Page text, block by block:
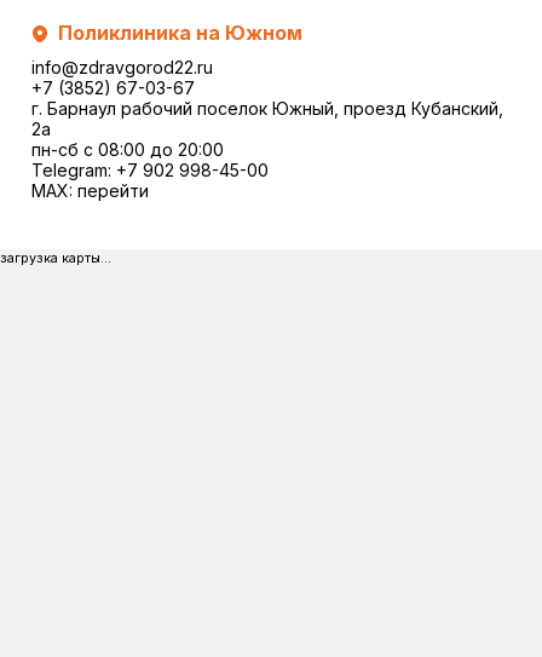
Поликлиника на Южном
info@zdravgorod22.ru
+7 (3852) 67-03-67
г. Барнаул рабочий поселок Южный, проезд Кубанский,
2a
пн-сб с 08:00 до 20:00
Telegram: +7 902 998-45-00
MAX: перейти
загрузка карты...